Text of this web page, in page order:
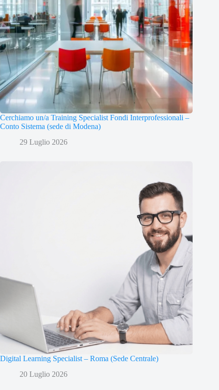
Cerchiamo un/a Training Specialist Fondi Interprofessionali –
Conto Sistema (sede di Modena)
29 Luglio 2026
Digital Learning Specialist – Roma (Sede Centrale)
20 Luglio 2026